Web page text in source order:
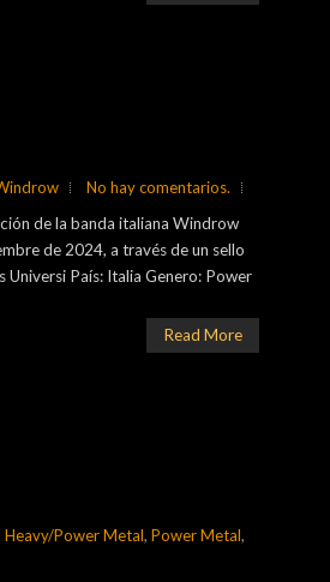
No hay comentarios.
de la banda italiana Windrow
de 2024, a través de un sello
País: Italia Genero: Power
Read More
Heavy/Power Metal, Power Metal,